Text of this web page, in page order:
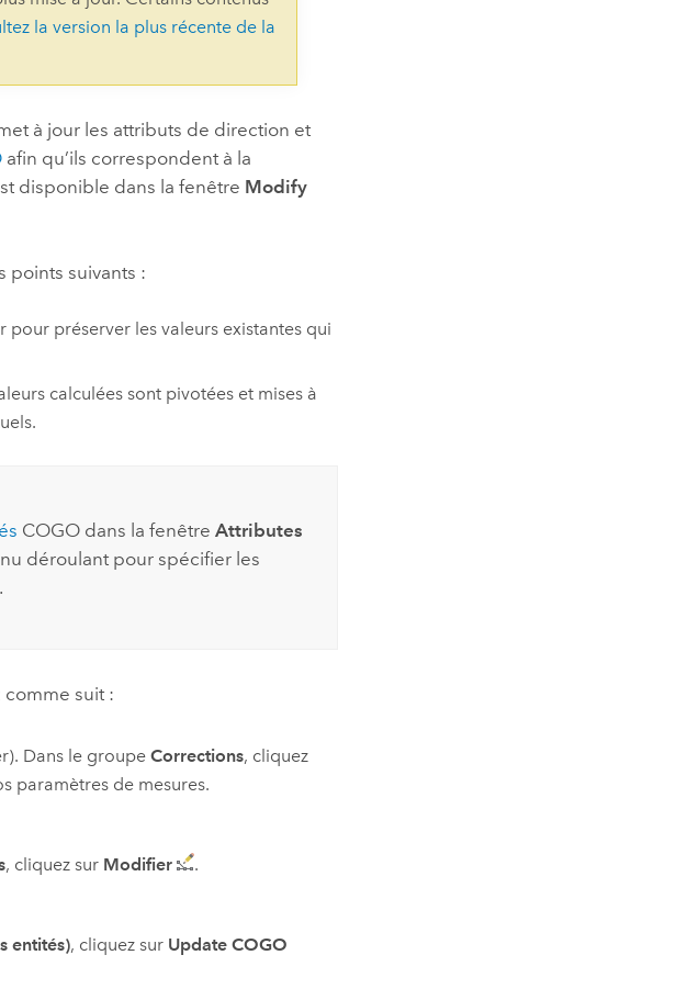
et
perspectives et
l’univers
récits
la version la plus récente de la
à jour les attributs de direction et
afin qu’ils correspondent à la
disponible dans la fenêtre Modify
points suivants :
préserver les valeurs existantes qui
calculées sont pivotées et mises à
COGO dans la fenêtre Attributes
déroulant pour spécifier les
comme suit :
Dans le groupeCorrections, cliquez
paramètres de mesures.
, cliquez sur Modifier .
entités), cliquez sur Update COGO